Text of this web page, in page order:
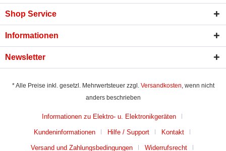
Shop Service
Informationen
Newsletter
* Alle Preise inkl. gesetzl. Mehrwertsteuer zzgl. Versandkosten , wenn nicht
anders beschrieben
Informationen zu Elektro- u. Elektronikgeräten
Kundeninformationen Hilfe / Support Kontakt
Versand und Zahlungsbedingungen Widerrufsrecht